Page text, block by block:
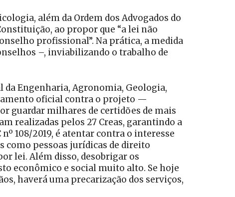
além da Ordem dos Advogados do
ao propor que “a lei não
profissional”. Na prática, a medida
–, inviabilizando o trabalho de
Engenharia, Agronomia, Geologia,
oficial contra o projeto —
guardar milhares de certidões de mais
realizadas pelos 27 Creas, garantindo a
108/2019, é atentar contra o interesse
como pessoas jurídicas de direito
lei. Além disso, desobrigar os
econômico e social muito alto. Se hoje
haverá uma precarização dos serviços,